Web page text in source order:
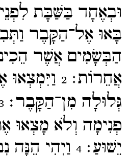
וּבְאֶחָד בַּשַּׁבָּת
בָּאוּ אֶל־​הַקָּבֶר
הַבְּשָׂמִים אֲשֶׁר
אֲחֵרוֹת׃2 וַיִּמְצְאוּ
גְּלוּלָה מִן־​הַקָּבֶר׃
פְנִימָה וְלֹא מָצְאוּ
יֵשׁוּעַ׃4 וַיְהִי הֵנָּה